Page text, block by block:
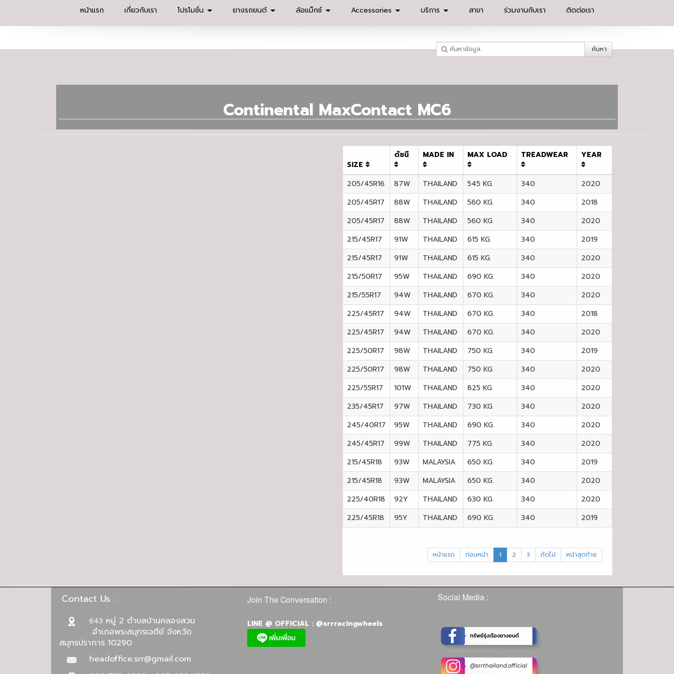
หน้าแรก เกี่ยวกับเรา โปรโมชั่น ยางรถยนต์ ล้อแม็กซ์ Accessories บริการ สาขา ร่วมงานกับเรา ติดต่อเรา
ค้นหา
Continental MaxContact MC6
SIZE
ดัชนี MADE IN MAX LOAD TREADWEAR YEAR
205/45R16 87W THAILAND 545 KG. 340
2020
205/45R17
88W THAILAND 560 KG. 340
2018
205/45R17
88W THAILAND 560 KG. 340
2020
215/45R17
91W THAILAND 615 KG. 340
2019
215/45R17
91W THAILAND 615 KG. 340
2020
215/50R17
95W THAILAND 690 KG. 340
2020
215/55R17
94W THAILAND 670 KG. 340
2020
225/45R17
94W THAILAND 670 KG. 340
2018
225/45R17
94W THAILAND 670 KG. 340
2020
225/50R17
98W THAILAND 750 KG. 340
2019
225/50R17
98W THAILAND 750 KG. 340
2020
225/55R17
101W THAILAND 825 KG. 340
2020
235/45R17
97W THAILAND 730 KG. 340
2020
245/40R17
95W THAILAND 690 KG. 340
2020
245/45R17
99W THAILAND 775 KG. 340
2020
215/45R18
93W MALAYSIA 650 KG. 340
2019
215/45R18
93W MALAYSIA 650 KG. 340
2020
225/40R18
92Y THAILAND 630 KG. 340
2020
225/45R18
95Y THAILAND 690 KG. 340 2019
หน้าแรก ก่อนหน้า 1 2 3 ถัดไป หน้าสุดท้าย
Contact Us :
643 หมู่ 2 ตำบลบ้านคลองสวน
อำเภอพระสมุทรเจดีย์ จังหวัด
สมุทรปราการ 10290
headoffice.srr@gmail.com
Join The Conversation :
LINE @ OFFICIAL : @srrracingwheels
Social Media :